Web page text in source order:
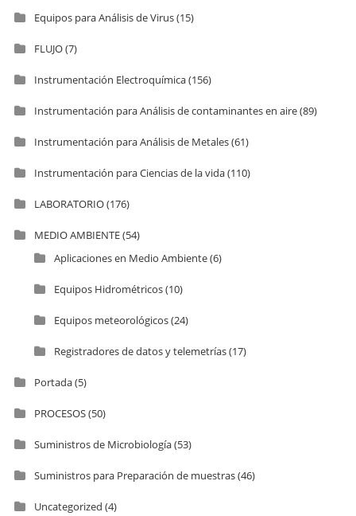
Equipos para Análisis de Virus(15)
FLUJO(7)
Instrumentación Electroquímica(156)
Instrumentación para Análisis de contaminantes en aire(89)
Instrumentación para Análisis de Metales(61)
Instrumentación para Ciencias de la vida(110)
LABORATORIO(176)
MEDIO AMBIENTE(54)
Aplicaciones en Medio Ambiente(6)
Equipos Hidrométricos(10)
Equipos meteorológicos(24)
Registradores de datos y telemetrías(17)
Portada(5)
PROCESOS(50)
Suministros de Microbiología(53)
Suministros para Preparación de muestras(46)
Uncategorized (4)